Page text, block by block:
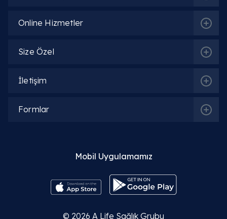
Online Hizmetler
Size Özel
İletişim
Formlar
Mobil Uygulamamız
© 2026 A Life Sağlık Grubu